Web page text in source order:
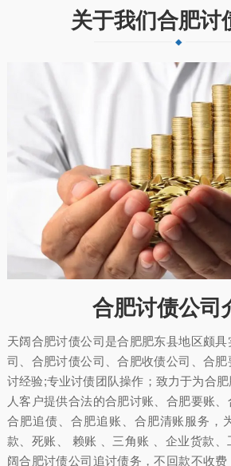
关于我们合肥讨
合肥讨债公司
天阔合肥讨债公司是合肥肥东县地区颇
司、合肥讨债公司、合肥收债公司、合
讨经验;专业讨债团队操作；致力于为合
人客户提供合法的合肥讨账、合肥要账、
合肥追债、合肥追账、合肥清账服务，
款、死账、 赖账 、三角账 、企业货款
阔合肥讨债公司追讨债务，不回款不收